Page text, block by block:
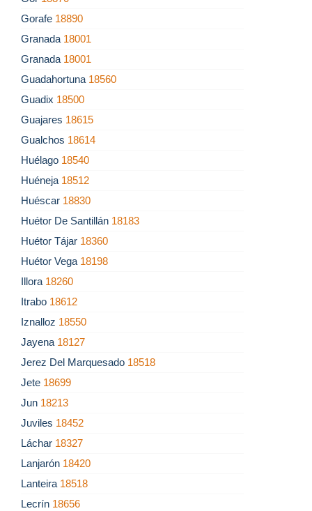
Gorafe 18890
Granada 18001
Granada 18001
Guadahortuna 18560
Guadix 18500
Guajares 18615
Gualchos 18614
Huélago 18540
Huéneja 18512
Huéscar 18830
Huétor De Santillán 18183
Huétor Tájar 18360
Huétor Vega 18198
Illora 18260
Itrabo 18612
Iznalloz 18550
Jayena 18127
Jerez Del Marquesado 18518
Jete 18699
Jun 18213
Juviles 18452
Láchar 18327
Lanjarón 18420
Lanteira 18518
Lecrín 18656